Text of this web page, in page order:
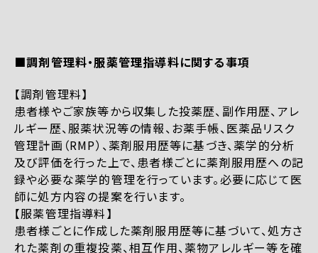
■調剤管理料・服薬管理指導料に関する事項
【調剤管理料】
患者様やご家族等から収集した投薬歴、副作用歴、アレ
ルギー歴、服薬状況等の情報、お薬手帳、医薬品リスク
管理計画（RMP）、薬剤服用歴等に基づき、薬学的分析
及び評価を行った上で、患者様ごとに薬剤服用歴への記
録や必要な薬学的管理を行っています。必要に応じて医
師に処方内容の提案を行います。
【服薬管理指導料】
患者様ごとに作成した薬剤服用歴等に基づいて、処方さ
れた薬剤の重複投薬、相互作用、薬物アレルギー等を確